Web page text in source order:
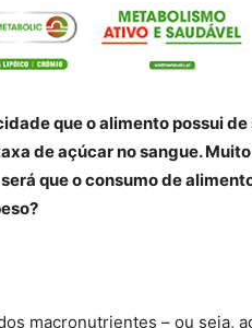
que o alimento possui
de açúcar no sangue.
que o consumo de
macronutrientes – ou seja,